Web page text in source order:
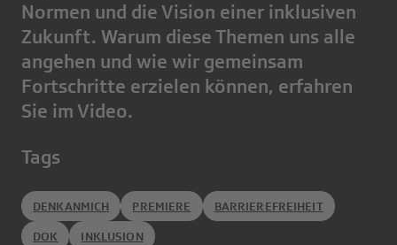
Normen und die Vision einer inklusiven
Zukunft. Warum diese Themen uns alle
angehen und wie wir gemeinsam
Fortschritte erzielen können, erfahren
Sie im Video.
Tags
DENKANMICH PREMIERE BARRIEREFREIHEIT
DOK INKLUSION